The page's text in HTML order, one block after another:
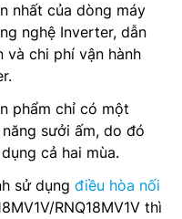
nhất của dòng máy
nghệ Inverter, dẫn
và chi phí vận hành
phẩm chỉ có một
sưởi ấm, do đó
cả hai mùa.
sử dụng điều hòa nối
RNQ18MV1V thì